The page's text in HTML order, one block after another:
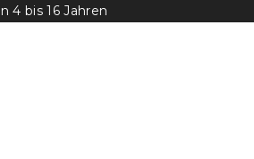
4 bis 16 Jahren